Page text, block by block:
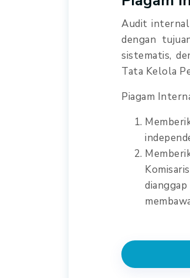
Audit internal
dengan
sistematis,
Tata Kelola
Piagam